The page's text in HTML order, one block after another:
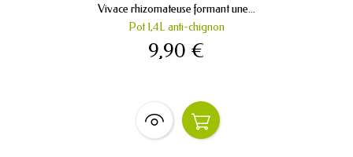
Vivace rhizomateuse formant une...
Pot 1,4L anti-chignon
9,90 €